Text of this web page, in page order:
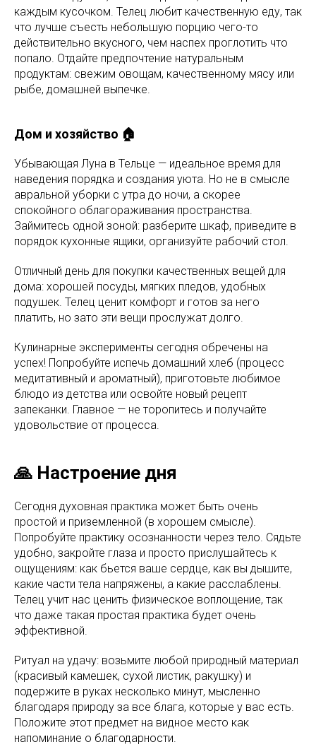
каждым кусочком. Телец любит качественную еду, так
что лучше съесть небольшую порцию чего-то
действительно вкусного, чем наспех проглотить что
попало. Отдайте предпочтение натуральным
продуктам: свежим овощам, качественному мясу или
рыбе, домашней выпечке.
Дом и хозяйство 🏠
Убывающая Луна в Тельце — идеальное время для
наведения порядка и создания уюта. Но не в смысле
авральной уборки с утра до ночи, а скорее
спокойного облагораживания пространства.
Займитесь одной зоной: разберите шкаф, приведите в
порядок кухонные ящики, организуйте рабочий стол.
Отличный день для покупки качественных вещей для
дома: хорошей посуды, мягких пледов, удобных
подушек. Телец ценит комфорт и готов за него
платить, но зато эти вещи прослужат долго.
Кулинарные эксперименты сегодня обречены на
успех! Попробуйте испечь домашний хлеб (процесс
медитативный и ароматный), приготовьте любимое
блюдо из детства или освойте новый рецепт
запеканки. Главное — не торопитесь и получайте
удовольствие от процесса.
🙏 Настроение дня
Сегодня духовная практика может быть очень
простой и приземленной (в хорошем смысле).
Попробуйте практику осознанности через тело. Сядьте
удобно, закройте глаза и просто прислушайтесь к
ощущениям: как бьется ваше сердце, как вы дышите,
какие части тела напряжены, а какие расслаблены.
Телец учит нас ценить физическое воплощение, так
что даже такая простая практика будет очень
эффективной.
Ритуал на удачу: возьмите любой природный материал
(красивый камешек, сухой листик, ракушку) и
подержите в руках несколько минут, мысленно
благодаря природу за все блага, которые у вас есть.
Положите этот предмет на видное место как
напоминание о благодарности.